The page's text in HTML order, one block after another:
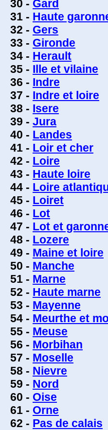
30 - Gard
31 - Haute
32 - Gers
33 - Gironde
34 - Herault
35 - Ille et vilaine
36 - Indre
37 - Indre et loire
38 - Isere
39 - Jura
40 - Landes
41 - Loir et cher
42 - Loire
43 - Haute loire
44 - Loire
45 - Loiret
46 - Lot
47 - Lot et
48 - Lozere
49 - Maine et loire
50 - Manche
51 - Marne
52 - Haute marne
53 - Mayenne
54 - Meurthe et
55 - Meuse
56 - Morbihan
57 - Moselle
58 - Nievre
59 - Nord
60 - Oise
61 - Orne
62 - Pas de calais